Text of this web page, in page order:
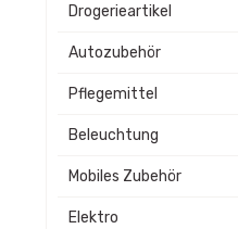
Drogerieartikel
Autozubehör
Pflegemittel
Beleuchtung
Mobiles Zubehör
Elektro